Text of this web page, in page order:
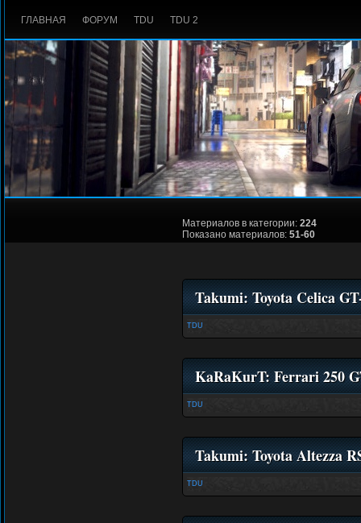
ГЛАВНАЯ ФОРУМ TDU TDU 2
Материалов в категории: 224
Показано материалов: 51-60
Takumi: Toyota Celica
TDU
KaRaKurT: Ferrari 250
TDU
Takumi: Toyota Altezza
TDU